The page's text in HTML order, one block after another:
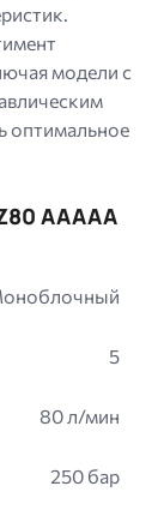
модели с
оптимальное
AAAAA
5
80 л/мин
250 бар